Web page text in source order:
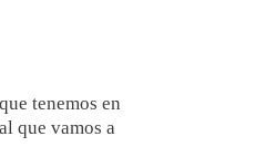
tenemos en
que vamos a